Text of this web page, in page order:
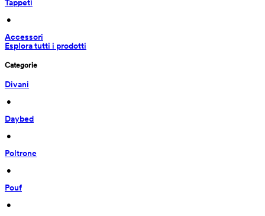
Tappeti
•
Accessori
Esplora tutti i prodotti
Categorie
Divani
•
Daybed
•
Poltrone
•
Pouf
•